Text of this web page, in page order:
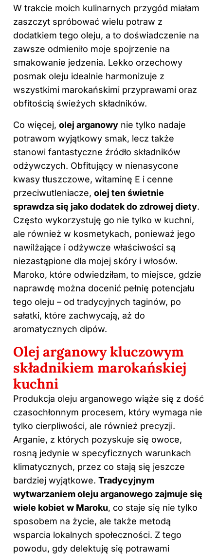
W trakcie moich kulinarnych przygód miałam
zaszczyt spróbować wielu potraw z
dodatkiem tego oleju, a to doświadczenie na
zawsze odmieniło moje spojrzenie na
smakowanie jedzenia. Lekko orzechowy
posmak oleju idealnie harmonizuje z
wszystkimi marokańskimi przyprawami oraz
obfitością świeżych składników.
Co więcej, olej arganowy nie tylko nadaje
potrawom wyjątkowy smak, lecz także
stanowi fantastyczne źródło składników
odżywczych. Obfitujący w nienasycone
kwasy tłuszczowe, witaminę E i cenne
przeciwutleniacze, olej ten świetnie
sprawdza się jako dodatek do zdrowej diety.
Często wykorzystuję go nie tylko w kuchni,
ale również w kosmetykach, ponieważ jego
nawilżające i odżywcze właściwości są
niezastąpione dla mojej skóry i włosów.
Maroko, które odwiedziłam, to miejsce, gdzie
naprawdę można docenić pełnię potencjału
tego oleju – od tradycyjnych taginów, po
sałatki, które zachwycają, aż do
aromatycznych dipów.
Olej arganowykluczowym
składnikiem marokańskiej
kuchni
Produkcja oleju arganowego wiąże się z dość
czasochłonnym procesem, który wymaga nie
tylko cierpliwości, ale również precyzji.
Arganie, z których pozyskuje się owoce,
rosną jedynie w specyficznych warunkach
klimatycznych, przez co stają się jeszcze
bardziej wyjątkowe. Tradycyjnym
wytwarzaniem oleju arganowego zajmuje się
wiele kobiet w Maroku, co staje się nie tylko
sposobem na życie, ale także metodą
wsparcia lokalnych społeczności. Z tego
powodu, gdy delektuję się potrawami